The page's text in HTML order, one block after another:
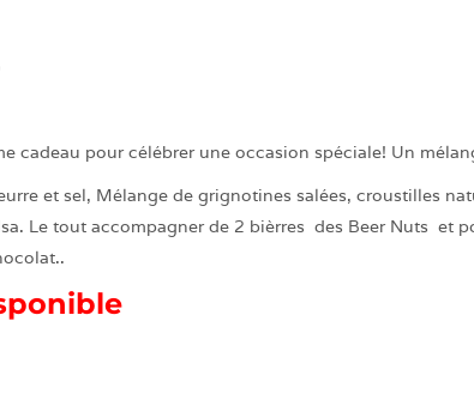
cadeau pour célébrer une occasion spéciale! Un
et sel, Mélange de grignotines salées, croustilles
Le tout accompagner de 2 bièrres des Beer Nuts et